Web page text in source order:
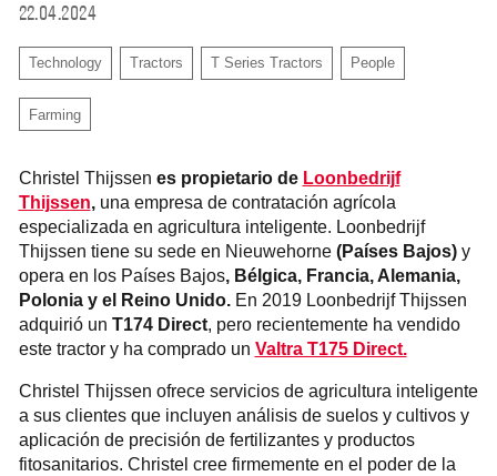
22.04.2024
Technology Tractors T Series Tractors People
Farming
Christel Thijssen es propietario de Loonbedrijf
Thijssen, una empresa de contratación agrícola
especializada en agricultura inteligente. Loonbedrijf
Thijssen tiene su sede en Nieuwehorne (Países Bajos)y
opera en los Países Bajos, Bélgica, Francia, Alemania,
Polonia y el Reino Unido. En 2019 Loonbedrijf Thijssen
adquirió un T174 Direct, pero recientemente ha vendido
este tractor y ha comprado un Valtra T175 Direct.
Christel Thijssen ofrece servicios de agricultura inteligente
a sus clientes que incluyen análisis de suelos y cultivos y
aplicación de precisión de fertilizantes y productos
fitosanitarios. Christel cree firmemente en el poder de la